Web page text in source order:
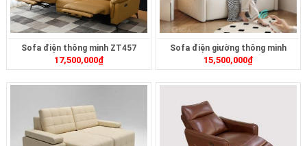
Sofa điện thông minh ZT457
17,500,000₫
Sofa điện giường thông minh
ZD399
15,500,000₫